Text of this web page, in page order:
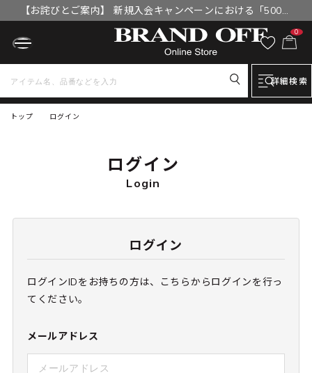
【お詫びとご案内】 新規入会キャンペーンにおける「500円
OFFクーポン」付与漏れと補填について
0
詳細検索
トップ ログイン
ログイン
Login
ログイン
ログインIDをお持ちの方は、こちらからログインを行っ
てください。
メールアドレス